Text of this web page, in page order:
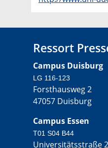
Ressort
Campus Duisburg
LG 116-123
Forsthausweg 2
47057 Duisburg
Campus Essen
T01 S04 B44
Universitätsstraße 2